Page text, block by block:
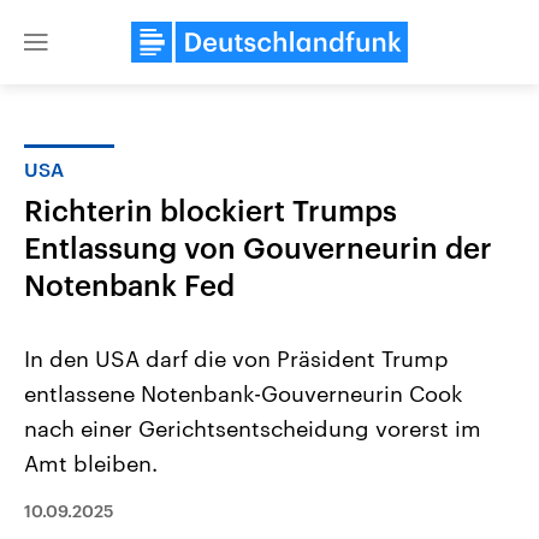
Close
Landtagswahl Sachsen-Anhalt
2026
Alle Informationen
Sachsen-Anhalt wählt am 6.
Landtag. Seit 2021 wird das
USA
Aktuelle Beiträge,
USA
Richterin blockiert Trumps
Entlassung von Gouverneurin der
Notenbank Fed
In den USA darf die von Präsident Trump
entlassene Notenbank-Gouverneurin Cook
nach einer Gerichtsentscheidung vorerst im
Amt bleiben.
10.09.2025